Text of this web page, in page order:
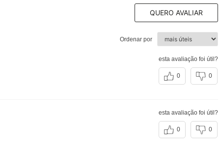
QUERO AVALIAR
Ordenar por
esta avaliação foi útil?
0 0
esta avaliação foi útil?
0 0